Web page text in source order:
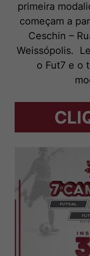
primeira
começam a
Ceschin –
Weissópolis.
o Fut7 e o